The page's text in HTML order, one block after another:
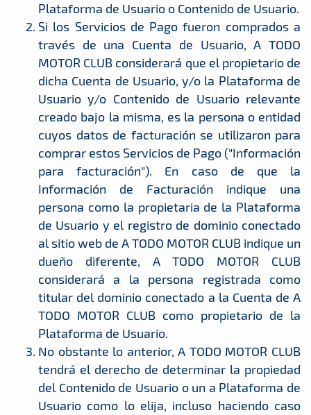
Plataforma de Usuario o Contenido de Usuario.
Si los Servicios de Pago fueron comprados a
través de una Cuenta de Usuario, A TODO
MOTOR CLUB considerará que el propietario de
dicha Cuenta de Usuario, y/o la Plataforma de
Usuario y/o Contenido de Usuario relevante
creado bajo la misma, es la persona o entidad
cuyos datos de facturación se utilizaron para
comprar estos Servicios de Pago ("Información
para facturación"). En caso de que la
Información de Facturación indique una
persona como la propietaria de la Plataforma
de Usuario y el registro de dominio conectado
al sitio web de A TODO MOTOR CLUB indique un
dueño diferente, A TODO MOTOR CLUB
considerará a la persona registrada como
titular del dominio conectado a la Cuenta de A
TODO MOTOR CLUB como propietario de la
Plataforma de Usuario.
No obstante lo anterior, A TODO MOTOR CLUB
tendrá el derecho de determinar la propiedad
del Contenido de Usuario o un a Plataforma de
Usuario como lo elija, incluso haciendo caso